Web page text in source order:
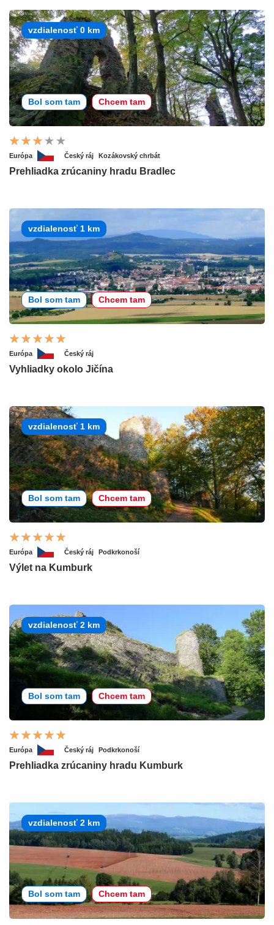
vzdialenosť 0 km
Bol som tam Chcem tam
Európa Český ráj Kozákovský chrbát
Prehliadka zrúcaniny hradu Bradlec
vzdialenosť 1 km
Bol som tam Chcem tam
Európa Český ráj
Vyhliadky okolo Jičína
vzdialenosť 1 km
Bol som tam Chcem tam
Európa Český ráj Podkrkonoší
Výlet na Kumburk
vzdialenosť 2 km
Bol som tam Chcem tam
Európa Český ráj Podkrkonoší
Prehliadka zrúcaniny hradu Kumburk
vzdialenosť 2 km
Bol som tam Chcem tam